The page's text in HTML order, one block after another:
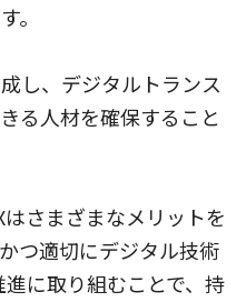
。
し、デジタルトランス
る人材を確保すること
さまざまなメリットを
つ適切にデジタル技術
に取り組むことで、持